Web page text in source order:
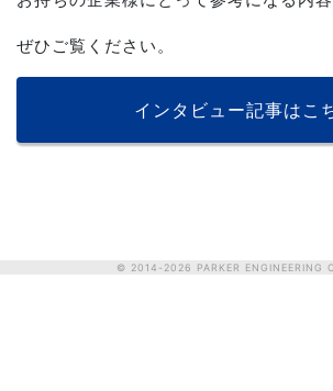
ぜひご覧ください。
インタビュー記事はこ
© 2014- 2026 PARKER ENGINEERING